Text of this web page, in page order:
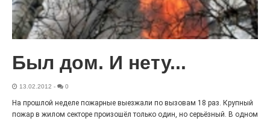
27.07.2026 0
Радость в квадрате! На этой неделе электростальцев
дважды порадует проект «Районы-кварталы».
Был дом. И нету...
13.02.2012 - 0
На прошлой неделе пожарные выезжали по вызовам 18 раз. Крупный
пожар в жилом секторе произошёл только один, но серьёзный. В одном